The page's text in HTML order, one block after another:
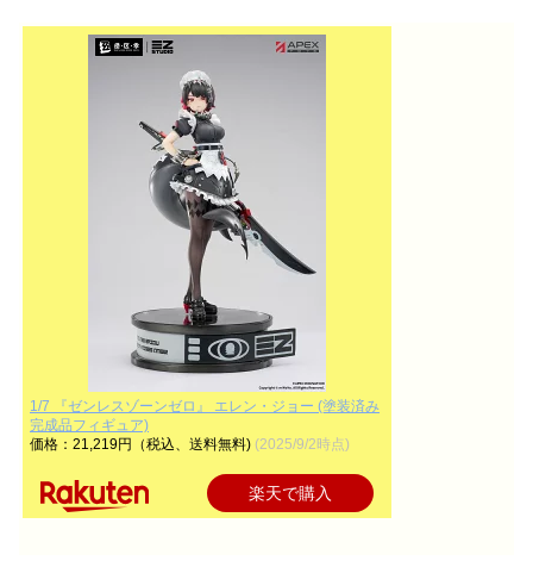
1/7 『ゼンレスゾーンゼロ』 エレン・ジョー (塗装済み
完成品フィギュア)
価格：21,219円（税込、送料無料) (2025/9/2時点)
楽天で購入